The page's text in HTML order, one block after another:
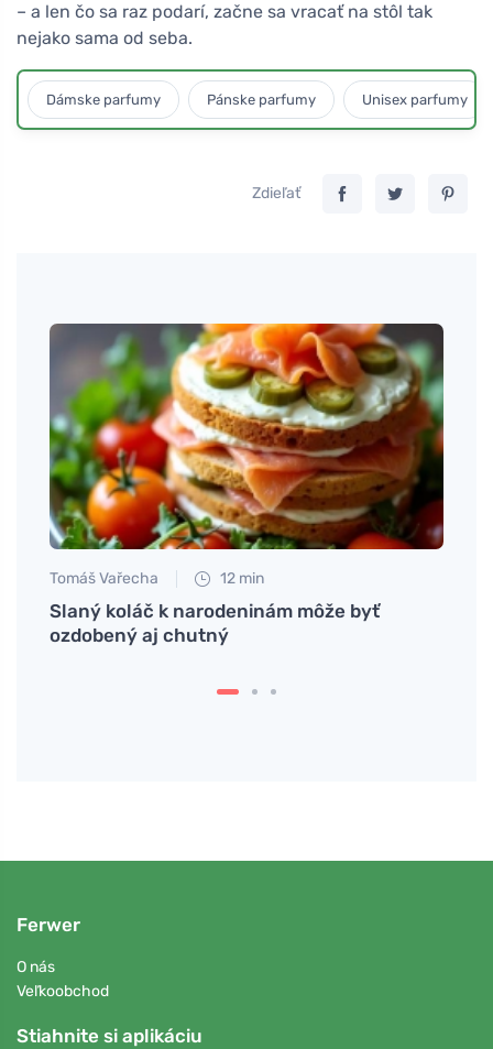
– a len čo sa raz podarí, začne sa vracať na stôl tak
nejako sama od seba.
Dámske parfumy Pánske parfumy Unisex parfumy
Zdieľať
Tomáš Vařecha 12 min
Slaný koláč k narodeninám môže byť
ozdobený aj chutný
Ferwer
O nás
Veľkoobchod
Stiahnite si aplikáciu